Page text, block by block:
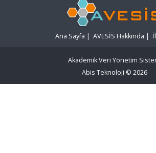
Ana Sayfa | AVESİS Hakkında |
Akademik Veri Yönetim
Abis Teknoloji © 2026